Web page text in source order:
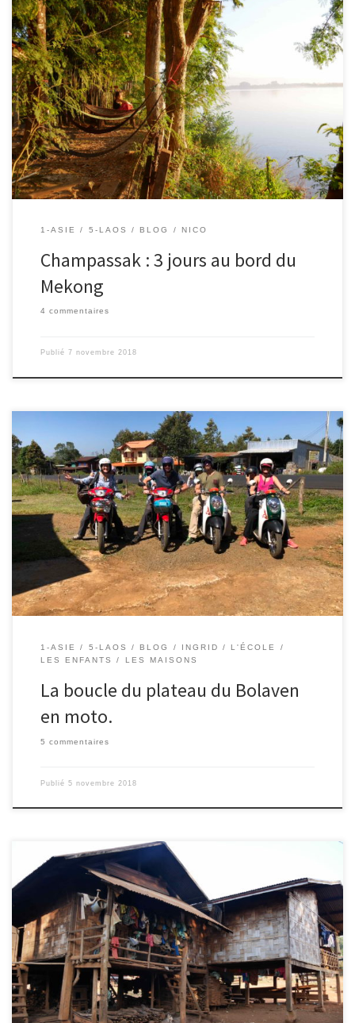
6/11/2018 – Nico. Entre le plateau du Bolaven et les 4000 îles à
l’extrême sud du Laos, nous nous arrêtons 3 jours à Champassak.
Pas question de quitter si tôt Angélique et Cédric et leurs enfants
Jade et Mao avec qui nous venons de passer une semaine extra
sur le […]
1-ASIE 5-LAOS BLOG NICO
Champassak : 3 jours au bord du
Mekong
4 commentaires
Publié 7 novembre 2018
Le 4/01/2018 – Ingrid. Le soir, nous allons réserver deux motos
pour faire un tour de 4 jours sur le plateau du Bolaven. Nous y
croisons une famille française: Angélique, Cédric, une fille Jade (
11 ans) et un garçon Mao (8 ans ) qui voyagent aussi un an. Nous
1-ASIE 5-LAOS BLOG INGRID
L'ÉCOLE
LES ENFANTS
LES MAISONS
La boucle du plateau du Bolaven
en moto.
5 commentaires
Publié 5 novembre 2018
2/11/2018 – Ingrid. Durant la boucle du plateau du Bolaven, nous
visitons un village d’une minorité ethnique, animiste et qui vit en
totale autonomie et qui possède son propre langage. 720
personnes composent ce village. Nous hallucinons un peu devant
leur mode de vie. Les hommes sont polygames, les enfants […]